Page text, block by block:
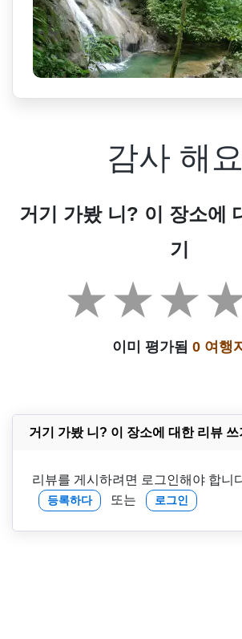
감사 해
거기 가봤 니? 이 장소에
기
이미 평가됨 0 여행
거기 가봤 니? 이 장소에 대한 리뷰 쓰
리뷰를 게시하려면 로그인해야 합니
등록하다 또는 로그인